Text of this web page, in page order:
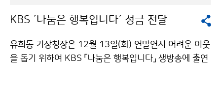
KBS ´나눔은 행복입니다´ 성금 전달
유희동 기상청장은 12월 13일(화) 연말연시 어려운 이웃
을 돕기 위하여 KBS 「나눔은 행복입니다」 생방송에 출연